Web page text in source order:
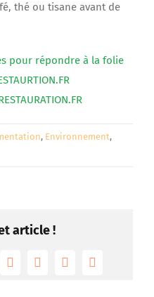
thé ou tisane avant de
pour répondre à la folie
, Environnement,
article !
TumblrPinterest
Vk Email